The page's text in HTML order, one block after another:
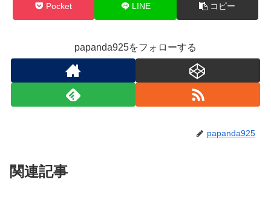
Pocket LINE コピー
papanda925をフォローする
papanda925
関連記事